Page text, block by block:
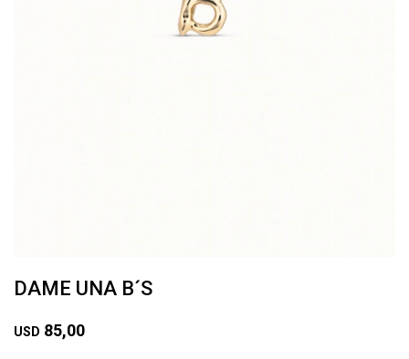
DAME UNA B´S
USD 85,00